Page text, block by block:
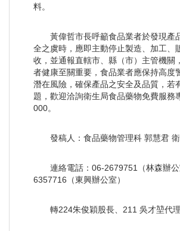
料。
黃偉哲市長呼籲食品業者於發現產
全之虞時，應即主動停止製造、加工、
收，並通報直轄市、縣（市）主管機關
者健康至關重要，食品業者應保持高度
潛在風險，確保產品之安全及品質，若
題，歡迎洽詢衛生局食品藥物免費服務
000。
發稿人：食品藥物管理科 郭慧君
連絡電話：06-2679751（林森辦
6357716（東興辦公室）
轉224朱俊穎股長、211 吳才堃代